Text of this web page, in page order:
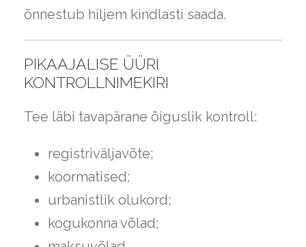
õnnestub hiljem kindlasti saada.
PIKAAJALISE ÜÜRI
KONTROLLNIMEKIRI
Tee läbi tavapärane õiguslik kontroll:
registriväljavõte;
koormatised;
urbanistlik olukord;
kogukonna võlad;